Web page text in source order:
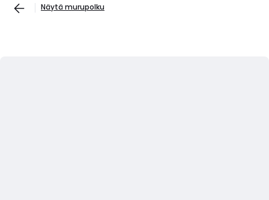
Näytä murupolku